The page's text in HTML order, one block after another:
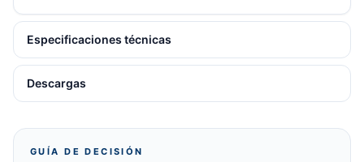
Especificaciones técnicas
Descargas
GUÍA DE DECISIÓN